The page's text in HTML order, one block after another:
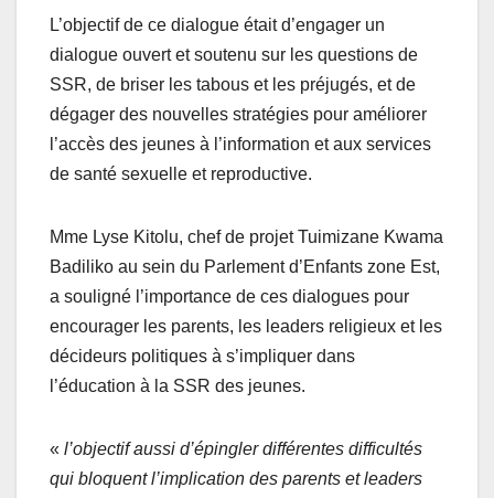
L’objectif de ce dialogue était d’engager un
dialogue ouvert et soutenu sur les questions de
SSR, de briser les tabous et les préjugés, et de
dégager des nouvelles stratégies pour améliorer
l’accès des jeunes à l’information et aux services
de santé sexuelle et reproductive.
Mme Lyse Kitolu, chef de projet Tuimizane Kwama
Badiliko au sein du Parlement d’Enfants zone Est,
a souligné l’importance de ces dialogues pour
encourager les parents, les leaders religieux et les
décideurs politiques à s’impliquer dans
l’éducation à la SSR des jeunes.
« l’objectif aussi d’épingler différentes difficultés
qui bloquent l’implication des parents et leaders